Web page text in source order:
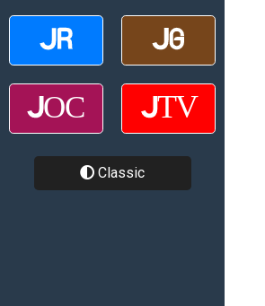
Classic